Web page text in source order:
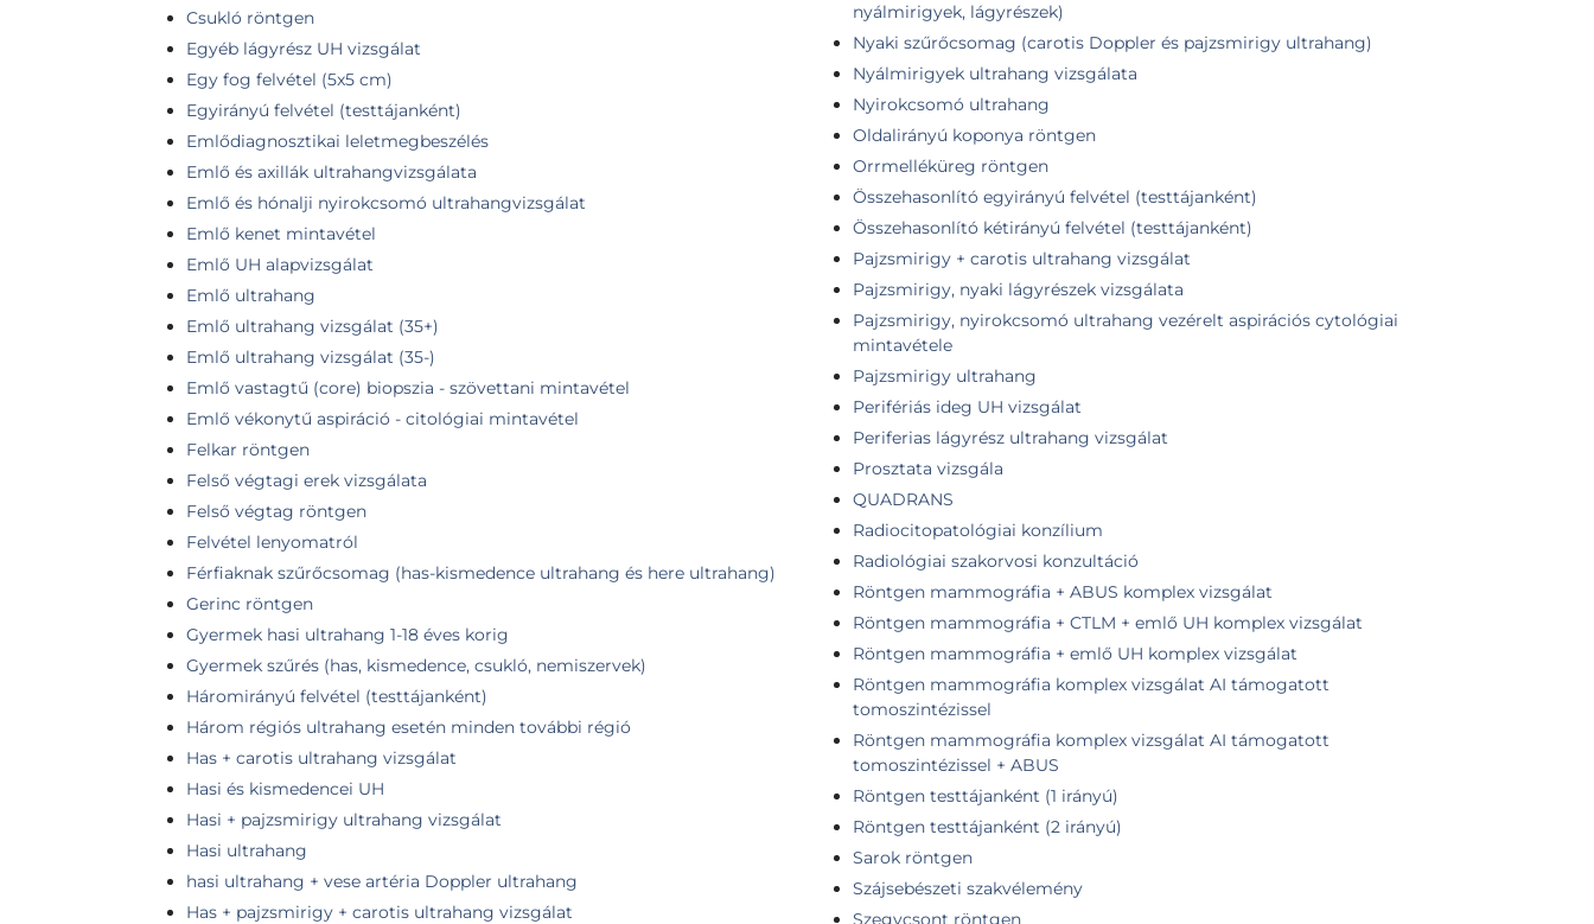
Csukló röntgen
Egyéb lágyrész UH vizsgálat
Egy fog felvétel (5x5 cm)
Egyirányú felvétel (testtájanként)
Emlődiagnosztikai leletmegbeszélés
Emlő és axillák ultrahangvizsgálata
Emlő és hónalji nyirokcsomó ultrahangvizsgálat
Emlő kenet mintavétel
Emlő UH alapvizsgálat
Emlő ultrahang
Emlő ultrahang vizsgálat (35+)
Emlő ultrahang vizsgálat (35-)
Emlő vastagtű (core) biopszia - szövettani mintavétel
Emlő vékonytű aspiráció - citológiai mintavétel
Felkar röntgen
Felső végtagi erek vizsgálata
Felső végtag röntgen
Felvétel lenyomatról
Férfiaknak szűrőcsomag (has-kismedence ultrahang és here ultrahang)
Gerinc röntgen
Gyermek hasi ultrahang 1-18 éves korig
Gyermek szűrés (has, kismedence, csukló, nemiszervek)
Háromirányú felvétel (testtájanként)
Három régiós ultrahang esetén minden további régió
Has + carotis ultrahang vizsgálat
Hasi és kismedencei UH
Hasi + pajzsmirigy ultrahang vizsgálat
Hasi ultrahang
hasi ultrahang + vese artéria Doppler ultrahang
Has + pajzsmirigy + carotis ultrahang vizsgálat
nyálmirigyek, lágyrészek)
Nyaki szűrőcsomag (carotis Doppler és pajzsmirigy ultrahang)
Nyálmirigyek ultrahang vizsgálata
Nyirokcsomó ultrahang
Oldalirányú koponya röntgen
Orrmelléküreg röntgen
Összehasonlító egyirányú felvétel (testtájanként)
Összehasonlító kétirányú felvétel (testtájanként)
Pajzsmirigy + carotis ultrahang vizsgálat
Pajzsmirigy, nyaki lágyrészek vizsgálata
Pajzsmirigy, nyirokcsomó ultrahang vezérelt aspirációs cytológiai
mintavétele
Pajzsmirigy ultrahang
Perifériás ideg UH vizsgálat
Periferias lágyrész ultrahang vizsgálat
Prosztata vizsgála
QUADRANS
Radiocitopatológiai konzílium
Radiológiai szakorvosi konzultáció
Röntgen mammográfia + ABUS komplex vizsgálat
Röntgen mammográfia + CTLM + emlő UH komplex vizsgálat
Röntgen mammográfia + emlő UH komplex vizsgálat
Röntgen mammográfia komplex vizsgálat AI támogatott
tomoszintézissel
Röntgen mammográfia komplex vizsgálat AI támogatott
tomoszintézissel + ABUS
Röntgen testtájanként (1 irányú)
Röntgen testtájanként (2 irányú)
Sarok röntgen
Szájsebészeti szakvélemény
Szegycsont röntgen